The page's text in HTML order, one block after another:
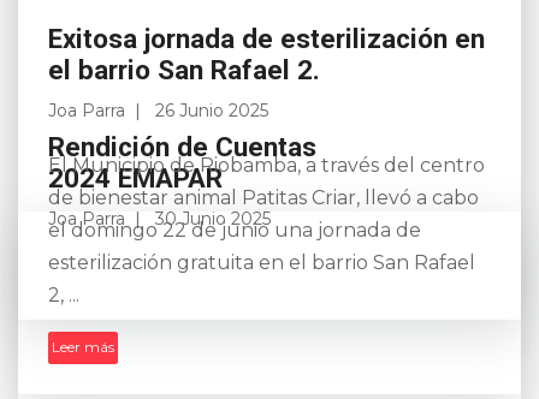
Rendición de Cuentas
2024 EMAPAR
Joa Parra 30 Junio 2025
Exitosa jornada de esterilización en
el barrio San Rafael 2.
Joa Parra 26 Junio 2025
El Municipio de Riobamba, a través del centro
de bienestar animal Patitas Criar, llevó a cabo
el domingo 22 de junio una jornada de
esterilización gratuita en el barrio San Rafael
2, ...
Leer más